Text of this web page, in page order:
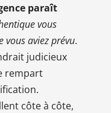
paraît
vous
vous aviez prévu.
judicieux
rempart
côte à côte,